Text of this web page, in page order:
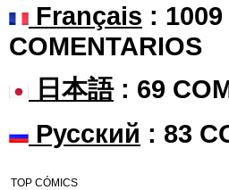
Français :
COMENTARIOS
日本語: 69
Русский : 83
TOP CÓMICS